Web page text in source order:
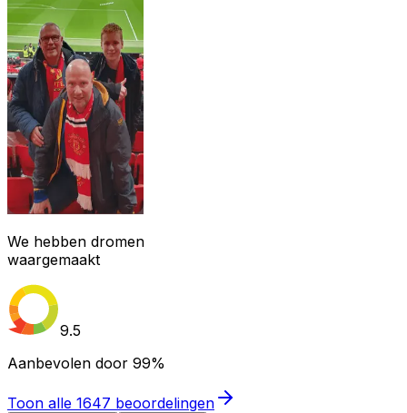
We hebben dromen
waargemaakt
9.5
Aanbevolen door 99%
Toon alle 1647 beoordelingen